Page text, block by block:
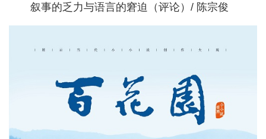
叙事的乏力与语言的窘迫（评论）/ 陈宗俊